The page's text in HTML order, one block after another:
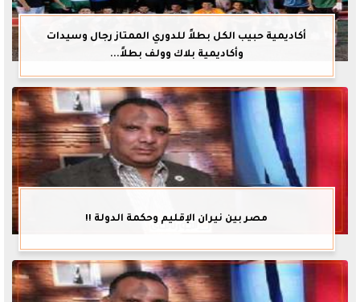
أكاديمية حبيب الكل بطلاً للدوري الممتاز رجال وسيدات
وأكاديمية بلاك وولف بطلاً...
مصر بين نيران الإقليم وحكمة الدولة !!